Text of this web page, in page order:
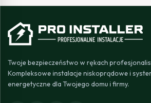
Twoje bezpieczeństwo w rękach
Kompleksowe instalacje niskoprądowe i
energetyczne dla Twojego domu i firmy.